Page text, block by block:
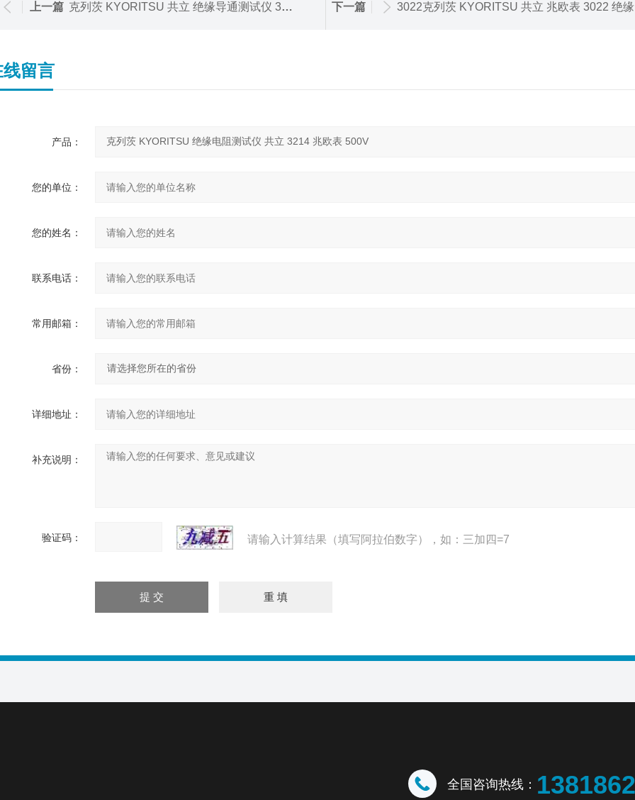
上一篇 克列茨 KYORITSU 共立 绝缘导通测试仪 3144A 绝缘电阻计 下一篇 3022克列茨 KYORITSU 共立 兆欧表 3022 绝缘电阻测试仪
线留言
产品：
您的单位：
您的姓名：
联系电话：
常用邮箱：
省份：
详细地址：
补充说明：
验证码： 请输入计算结果（填写阿拉伯数字），如：三加四=7
全国咨询热线：